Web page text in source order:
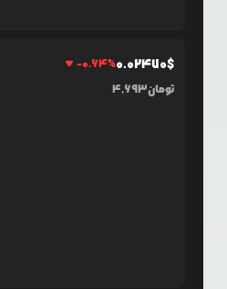
-0.64%0.02470$
4,693تومان